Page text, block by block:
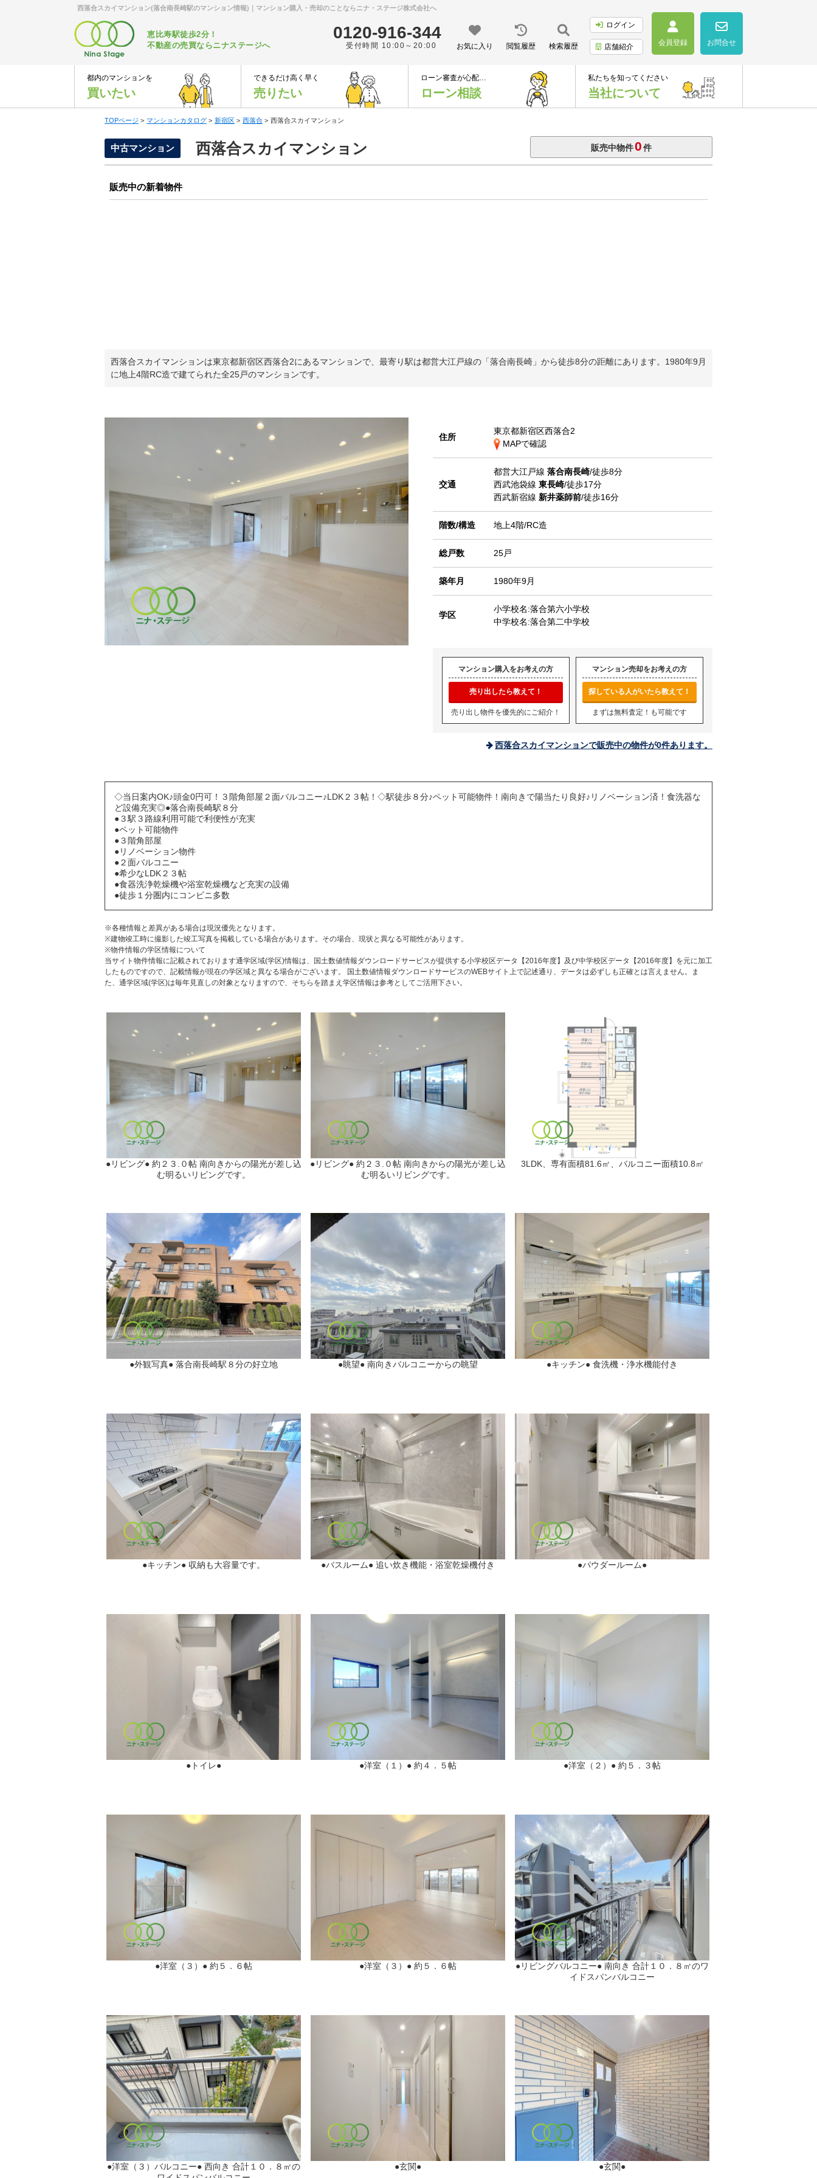
西落合スカイマンション(落合南長崎駅のマンション情報)｜マンション購入・売却のことならニナ・ステージ株式会社へ
恵比寿駅徒歩2分！
不動産の売買ならニナステージへ
0120-916-344
受付時間 10:00～20:00 お気に入り 閲覧履歴 検索履歴
ログイン
店舗紹介 会員登録 お問合せ
都内のマンションを
買いたい
できるだけ高く早く
売りたい
ローン審査が心配…
ローン相談
私たちを知ってください
当社について
TOPページ > マンションカタログ > 新宿区 > 西落合 > 西落合スカイマンション
中古マンション 西落合スカイマンション 販売中物件0件
西落合スカイマンションは東京都新宿区西落合2にあるマンションで、最寄り駅は都営大江戸線の「落合南長崎」から徒歩8分の距離にあります。1980年9月
に地上4階RC造で建てられた全25戸のマンションです。
住所
東京都新宿区西落合2
MAPで確認
交通
都営大江戸線 落合南長崎/徒歩8分
西武池袋線 東長崎/徒歩17分
西武新宿線 新井薬師前/徒歩16分
階数/構造 地上4階/RC造
総戸数 25戸
築年月 1980年9月
学区
小学校名:落合第六小学校
中学校名:落合第二中学校
マンション購入をお考えの方
売り出したら教えて！
売り出し物件を優先的にご紹介！
マンション売却をお考えの方
探している人がいたら教えて！
まずは無料査定！も可能です
西落合スカイマンションで販売中の物件が0件あります。
◇当日案内OK♪頭金0円可！３階角部屋２面バルコニー♪LDK２３帖！◇駅徒歩８分♪ペット可能物件！南向きで陽当たり良好♪リノベーション済！食洗器な
ど設備充実◎●落合南長崎駅８分
●３駅３路線利用可能で利便性が充実
●ペット可能物件
●３階角部屋
●リノベーション物件
●２面バルコニー
●希少なLDK２３帖
●食器洗浄乾燥機や浴室乾燥機など充実の設備
●徒歩１分圏内にコンビニ多数
※各種情報と差異がある場合は現況優先となります。
※建物竣工時に撮影した竣工写真を掲載している場合があります。その場合、現状と異なる可能性があります。
※物件情報の学区情報について
当サイト物件情報に記載されております通学区域(学区)情報は、国土数値情報ダウンロードサービスが提供する小学校区データ【2016年度】及び中学校区データ【2016年度】を元に加工
したものですので、記載情報が現在の学区域と異なる場合がございます。 国土数値情報ダウンロードサービスのWEBサイト上で記述通り、データは必ずしも正確とは言えません。ま
た、通学区域(学区)は毎年見直しの対象となりますので、そちらを踏まえ学区情報は参考としてご活用下さい。
●リビング● 約２３.０帖 南向きからの陽光が差し込
む明るいリビングです。
●リビング● 約２３.０帖 南向きからの陽光が差し込
む明るいリビングです。
3LDK、専有面積81.6㎡、バルコニー面積10.8㎡
●外観写真● 落合南長崎駅８分の好立地 ●眺望● 南向きバルコニーからの眺望 ●キッチン● 食洗機・浄水機能付き
●キッチン● 収納も大容量です。 ●バスルーム● 追い炊き機能・浴室乾燥機付き ●パウダールーム●
●トイレ● ●洋室（１）● 約４．５帖 ●洋室（２）● 約５．３帖
●洋室（３）● 約５．６帖 ●洋室（３）● 約５．６帖
●リビングバルコニー● 南向き 合計１０．８㎡のワ
イドスパンバルコニー
●洋室（３）バルコニー● 西向き 合計１０．８㎡の
●玄関● ●玄関●